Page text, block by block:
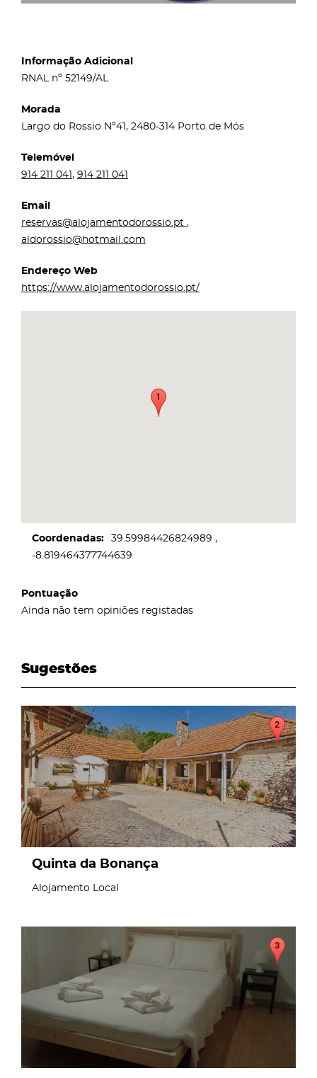
Informação Adicional
RNAL nº 52149/AL
Morada
Largo do Rossio Nº41, 2480-314 Porto de Mós
Telemóvel
914 211 041, 914 211 041
Email
reservas@alojamentodorossio.pt ,
aldorossio@hotmail.com
Endereço Web
https://www.alojamentodorossio.pt/
Coordenadas
39.59984426824989
-8.819464377744639
Pontuação
Ainda não tem opiniões registadas
Sugestões
page
Quinta da Bonança
Alojamento Local